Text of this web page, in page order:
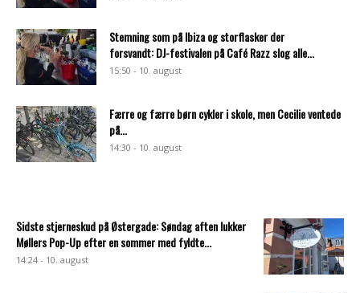
Stemning som på Ibiza og storflasker der
forsvandt: DJ-festivalen på Café Razz slog alle...
15:50 - 10. august
Færre og færre børn cykler i skole, men Cecilie ventede
på...
14:30 - 10. august
Sidste stjerneskud på Østergade: Søndag aften lukker
Møllers Pop-Up efter en sommer med fyldte...
14:24 - 10. august